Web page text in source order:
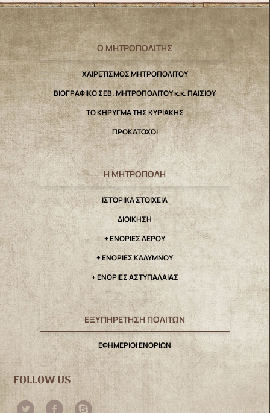
Ο ΜΗΤΡΟΠΟΛΙΤΗΣ
ΧΑΙΡΕΤΙΣΜΟΣ ΜΗΤΡΟΠΟΛΙΤΟΥ
ΒΙΟΓΡΑΦΙΚΟ ΣΕΒ. ΜΗΤΡΟΠΟΛΙΤΟΥ κ.κ. ΠΑΙΣΙΟΥ
ΤΟ ΚΗΡΥΓΜΑ ΤΗΣ ΚΥΡΙΑΚΗΣ
ΠΡΟΚΑΤΟΧΟΙ
Η ΜΗΤΡΟΠΟΛΗ
IΣΤΟΡΙΚΑ ΣΤΟΙΧΕΙΑ
ΔΙΟΙΚΗΣΗ
+ ΕΝΟΡΙΕΣ ΛΕΡΟΥ
+ ΕΝΟΡΙΕΣ ΚΑΛΥΜΝΟΥ
+ ΕΝΟΡΙΕΣ ΑΣΤΥΠΑΛΑΙΑΣ
ΕΞΥΠΗΡΕΤΗΣΗ ΠΟΛΙΤΩΝ
ΕΦΗΜΕΡΙΟΙ ΕΝΟΡΙΩΝ
FOLLOW US